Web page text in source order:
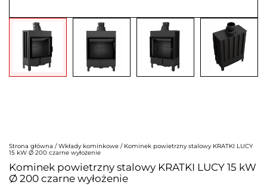
Strona główna /Wkłady kominkowe / Kominek powietrzny stalowy KRATKI LUCY
15 kW Ø 200 czarne wyłożenie
Kominek powietrzny stalowy KRATKI LUCY 15 kW
Ø 200 czarne wyłożenie